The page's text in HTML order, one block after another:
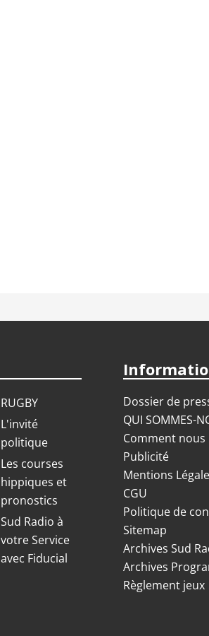
RUGBY
L'invité
politique
Les courses
hippiques et
pronostics
Sud Radio à
votre Service
avec Fiducial
Dossier de
QUI SOMMES-
Comment
Publicité
Mentions
CGU
Politique de
Sitemap
Archives Sud
Archives
Règlement jeux